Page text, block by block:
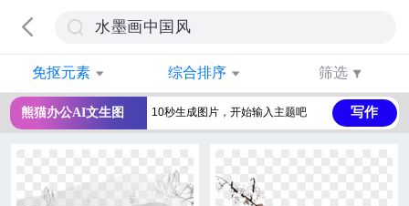
免抠元素 综合排序 筛选
熊猫办公AI文生图 写作